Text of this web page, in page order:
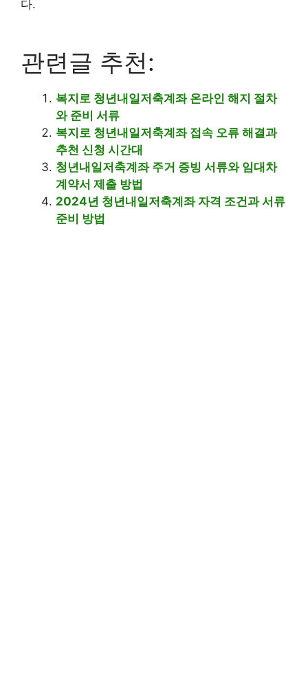
다.
관련글 추천:
복지로 청년내일저축계좌 온라인 해지 절차
와 준비 서류
복지로 청년내일저축계좌 접속 오류 해결과
추천 신청 시간대
청년내일저축계좌 주거 증빙 서류와 임대차
계약서 제출 방법
2024년 청년내일저축계좌 자격 조건과 서류
준비 방법